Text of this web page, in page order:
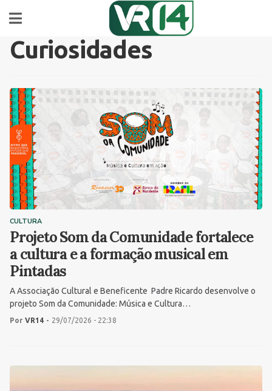
Curiosidades
CULTURA
Projeto Som da Comunidade fortalece
a cultura e a formação musical em
Pintadas
A Associação Cultural e Beneficente Padre Ricardo desenvolve o
projeto Som da Comunidade: Música e Cultura…
Por VR14 - 29/07/2026 - 22:38